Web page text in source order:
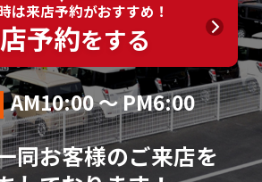
は来店予約がおすすめ！
予約をする
AM10:00 ～ PM6:00
同お客様のご来店を